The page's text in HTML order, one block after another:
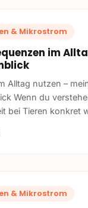
& Mikrostrom
im
Alltag nutzen –
Wenn du
bei Tieren konkret
& Mikrostrom